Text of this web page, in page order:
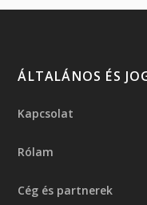
ÁLTALÁNOS ÉS
Kapcsolat
Rólam
Cég és partnerek